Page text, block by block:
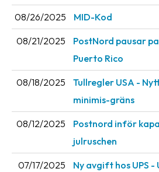
08/26/2025 MID-Kod
08/21/2025
PostNord pausar
Puerto Rico
08/18/2025
Tullregler USA -
minimis-gräns
08/12/2025
Postnord inför
julruschen
07/17/2025 Ny avgift hos UPS